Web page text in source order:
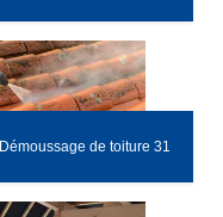
Démoussage de toiture 31